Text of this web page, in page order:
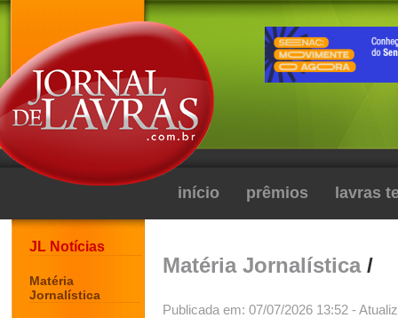
início prêmios lavras
JL Notícias
Matéria
Jornalística
Matéria Jornalística/
Publicada em: 07/07/2026 13:52 -